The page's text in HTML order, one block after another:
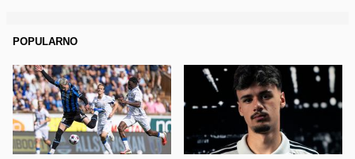
POPULARNO